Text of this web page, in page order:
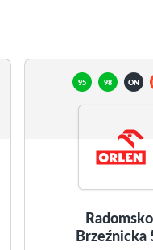
95 98 ON
Brzeźnicka